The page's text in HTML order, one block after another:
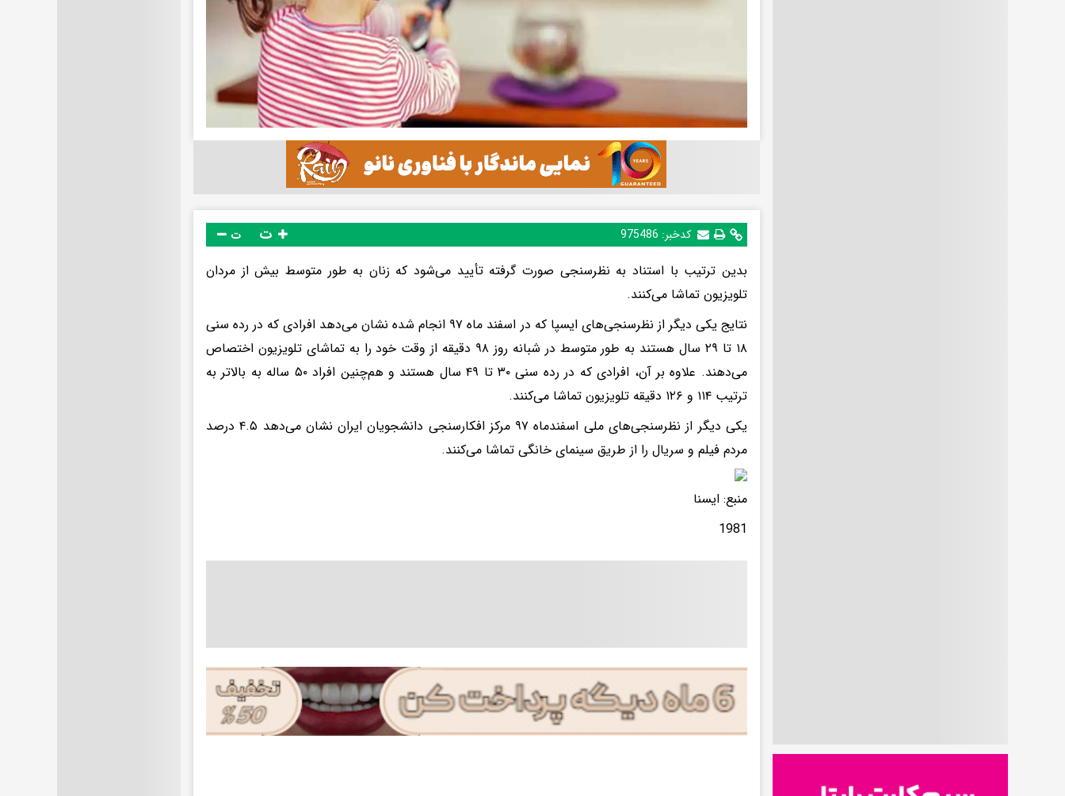
کدخبر: 975486 ت
بدین ترتیب با استناد به نظرسنجی صورت گرفته تأیید می‌شود که زنان به طور متوسط بیش از مردان
تلویزیون تماشا می‌کنند.
نتایج یکی دیگر از نظرسنجی‌های ایسپا که در اسفند ماه ۹۷ انجام شده نشان می‌دهد افرادی که در رده سنی
۱۸ تا ۲۹ سال هستند به طور متوسط در شبانه روز ۹۸ دقیقه از وقت خود را به تماشای تلویزیون اختصاص
می‌دهند. علاوه بر آن، افرادی که در رده سنی ۳۰ تا ۴۹ سال هستند و هم‌چنین افراد ۵۰ ساله به بالاتر به
ترتیب ۱۱۴ و ۱۲۶ دقیقه تلویزیون تماشا می‌کنند.
یکی دیگر از نظرسنجی‌های ملی اسفندماه ۹۷ مرکز افکارسنجی دانشجویان ایران نشان می‌دهد ۴.۵ درصد
مردم فیلم و سریال را از طریق سینمای خانگی تماشا می‌کنند.
منبع: ایسنا
1981